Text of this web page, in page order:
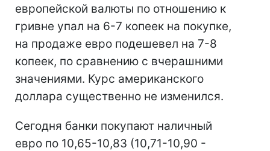
европейской валюты по отношению к
гривне упал на 6-7 копеек на покупке,
на продаже евро подешевел на 7-8
копеек, по сравнению с вчерашними
значениями. Курс американского
доллара существенно не изменился.
Сегодня банки покупают наличный
евро по 10,65-10,83 (10,71-10,90 -